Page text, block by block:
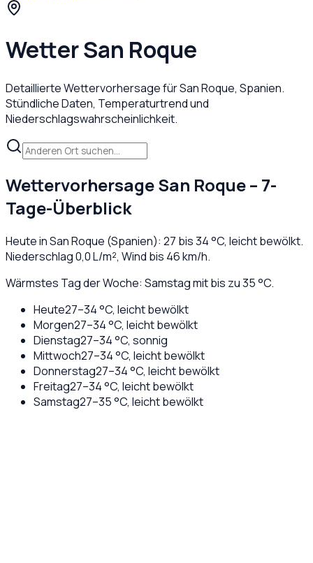
WetterSan Roque
Detaillierte Wettervorhersage fürSan Roque, Spanien.
Stündliche Daten, Temperaturtrend und
Niederschlagswahrscheinlichkeit.
WettervorhersageSan Roque– 7-
Tage-Überblick
Heute inSan Roque (Spanien): 27 bis34°C, leicht bewölkt.
Niederschlag0,0L/m², Wind bis 46km/h.
Wärmstes Tag der Woche: Samstag mit bis zu 35 °C.
Heute27–34°C, leicht bewölkt
Morgen27–34°C, leicht bewölkt
Dienstag27–34°C, sonnig
Mittwoch27–34°C, leicht bewölkt
Donnerstag27–34°C, leicht bewölkt
Freitag27–34°C, leicht bewölkt
Samstag27–35°C, leicht bewölkt